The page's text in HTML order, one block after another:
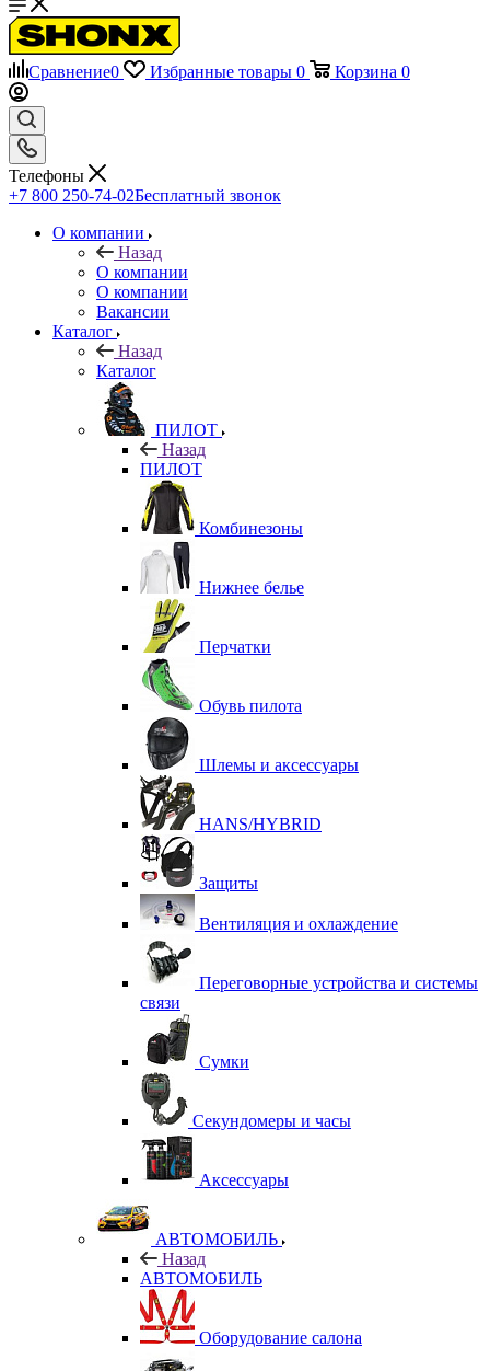
Сравнение0 Избранные товары 0 Корзина 0
Телефоны
+7 800 250-74-02Бесплатный звонок
О компании
Назад
О компании
О компании
Вакансии
Каталог
Назад
Каталог
ПИЛОТ
Назад
ПИЛОТ
Комбинезоны
Нижнее белье
Перчатки
Обувь пилота
Шлемы и аксессуары
HANS/HYBRID
Защиты
Вентиляция и охлаждение
Переговорные устройства и системы
связи
Сумки
Секундомеры и часы
Аксессуары
АВТОМОБИЛЬ
Назад
АВТОМОБИЛЬ
Оборудование салона